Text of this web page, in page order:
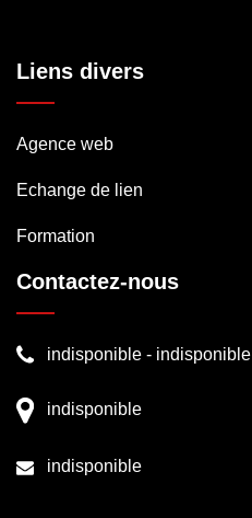
Liens divers
Agence web
Echange de lien
Formation
Contactez-nous
indisponible - indisponible
indisponible
indisponible